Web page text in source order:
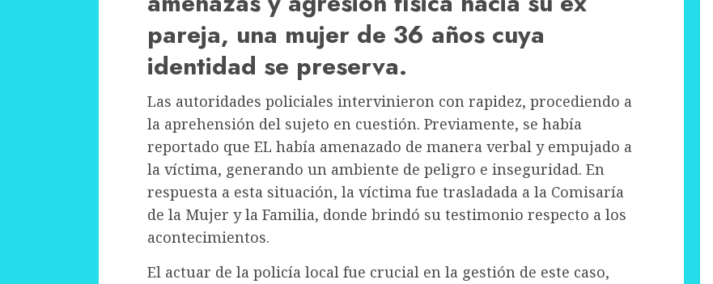
pareja, una mujer de 36 años cuya
identidad se preserva.
Las autoridades policiales intervinieron con rapidez, procediendo a
la aprehensión del sujeto en cuestión. Previamente, se había
reportado que EL había amenazado de manera verbal y empujado a
la víctima, generando un ambiente de peligro e inseguridad. En
respuesta a esta situación, la víctima fue trasladada a la Comisaría
de la Mujer y la Familia, donde brindó su testimonio respecto a los
acontecimientos.
El actuar de la policía local fue crucial en la gestión de este caso,